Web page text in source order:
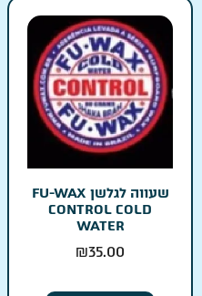
שעווה לגלשן FU-WAX
CONTROL COLD
WATER
₪35.00